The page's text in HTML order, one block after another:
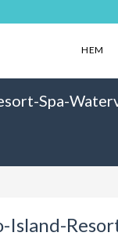
HEM
Spa-
Island-